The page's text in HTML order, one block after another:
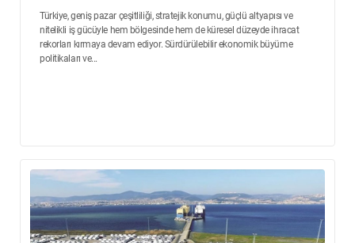
Türkiye, geniş pazar çeşitliliği, stratejik konumu, güçlü altyapısı ve
nitelikli iş gücüyle hem bölgesinde hem de küresel düzeyde ihracat
rekorları kırmaya devam ediyor. Sürdürülebilir ekonomik büyüme
politikaları ve...